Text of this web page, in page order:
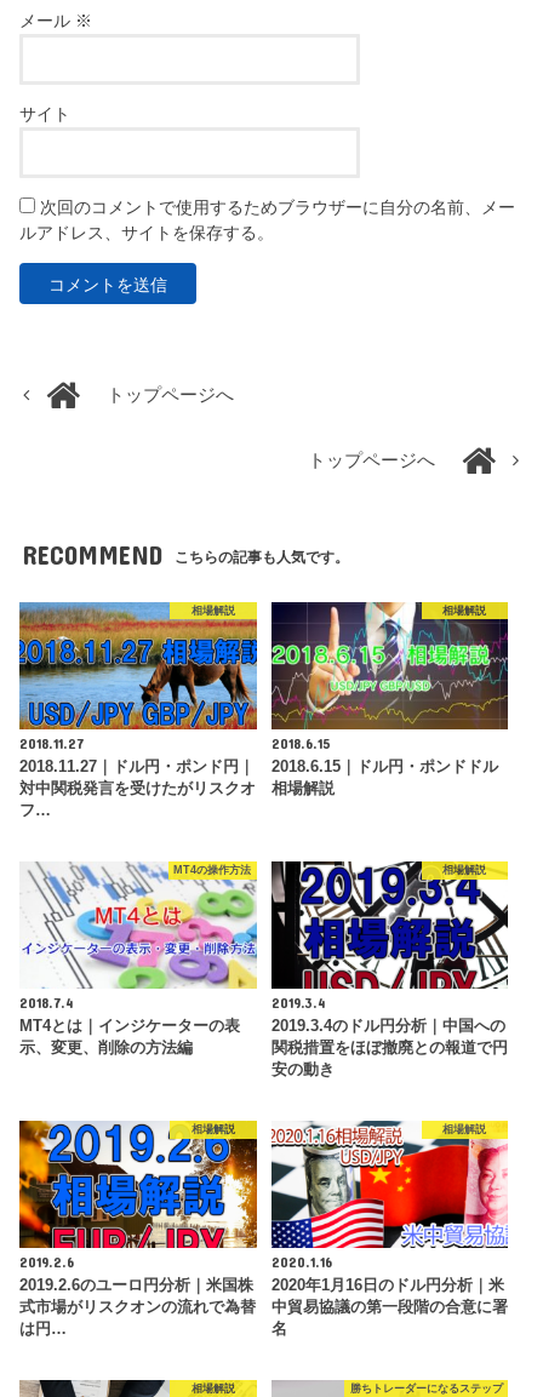
メール ※
サイト
次回のコメントで使用するためブラウザーに自分の名前、メー
ルアドレス、サイトを保存する。
トップページへ
トップページへ
RECOMMEND こちらの記事も人気です。
相場解説
2018.11.27
2018.11.27｜ドル円・ポンド円｜
対中関税発言を受けたがリスクオ
フ…
相場解説
2018.6.15
2018.6.15｜ドル円・ポンドドル
相場解説
MT4の操作方法
2018.7.4
MT4とは｜インジケーターの表
示、変更、削除の方法編
相場解説
2019.3.4
2019.3.4のドル円分析｜中国への
関税措置をほぼ撤廃との報道で円
安の動き
相場解説
2019.2.6
2019.2.6のユーロ円分析｜米国株
式市場がリスクオンの流れで為替
は円…
相場解説
2020.1.16
2020年1月16日のドル円分析｜米
中貿易協議の第一段階の合意に署
名
相場解説 勝ちトレーダーになるステップ